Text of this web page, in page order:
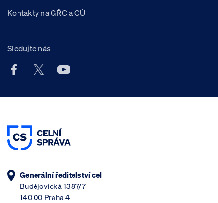
Kontakty na GŘC a CÚ
Sledujte nás
Facebook účet Celní správy ČR
X účet Celní správy ČR
Youtube účet Celní správy ČR
Generální ředitelství cel
Budějovická 1387/7
140 00 Praha 4